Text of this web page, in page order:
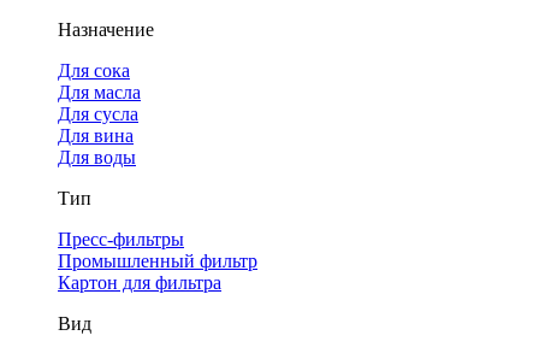
Назначение
Для сока
Для масла
Для сусла
Для вина
Для воды
Тип
Пресс-фильтры
Промышленный фильтр
Картон для фильтра
Вид